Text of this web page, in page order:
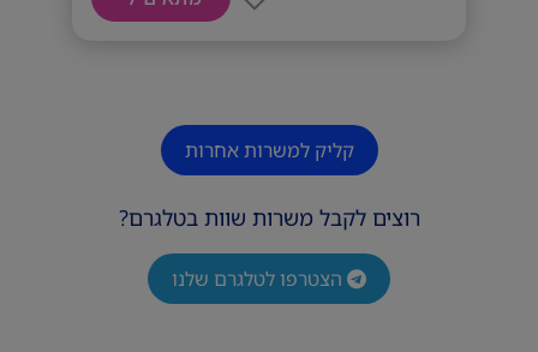
קליק למשרות אחרות
רוצים לקבל משרות שוות בטלגרם?
הצטרפו לטלגרם שלנו